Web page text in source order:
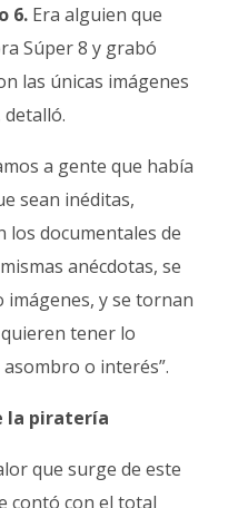
6. Era alguien que
Súper 8 y grabó
las únicas imágenes
detalló.
a gente que había
sean inéditas,
los documentales de
anécdotas, se
y se tornan
tener lo
o interés”.
la piratería
que surge de este
contó con el total